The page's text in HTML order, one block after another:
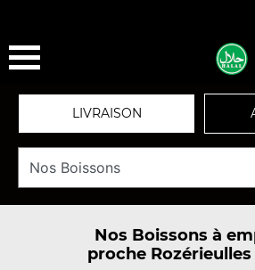
LIVRAISON
Nos Boissons à
proche Rozérieulles